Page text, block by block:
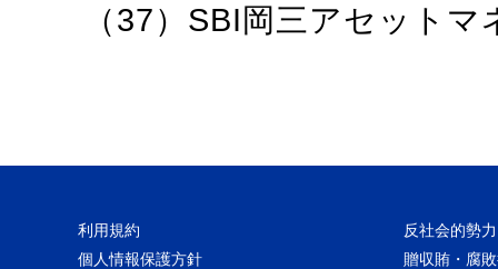
（37）SBI岡三アセット
利用規約
反社会的勢
個人情報保護方針
贈収賄・腐